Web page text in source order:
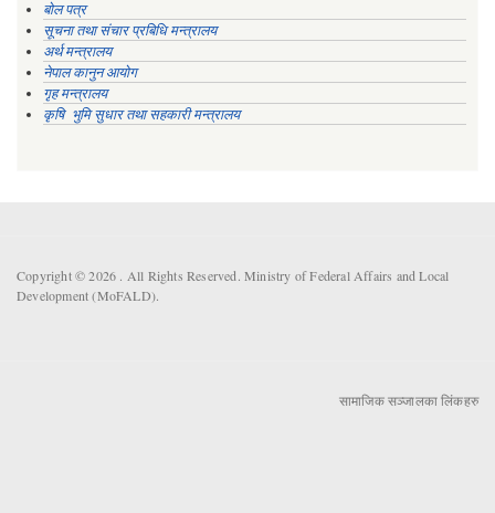
बोल पत्र
सूचना तथा संचार प्रबिधि मन्त्रालय
अर्थ मन्त्रालय
नेपाल कानुन आयोग
गृह मन्त्रालय
कृषि भुमि सुधार तथा सहकारी मन्त्रालय
Copyright © 2026 . All Rights Reserved. Ministry of Federal Affairs and Local
Development (MoFALD).
सामाजिक सञ्जालका लिंकहरु